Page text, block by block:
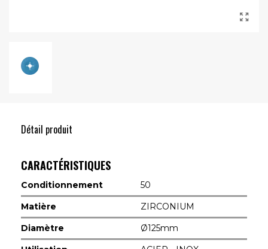
Détail produit
CARACTÉRISTIQUES
Conditionnement
50
Matière
ZIRCONIUM
Diamètre
Ø125mm